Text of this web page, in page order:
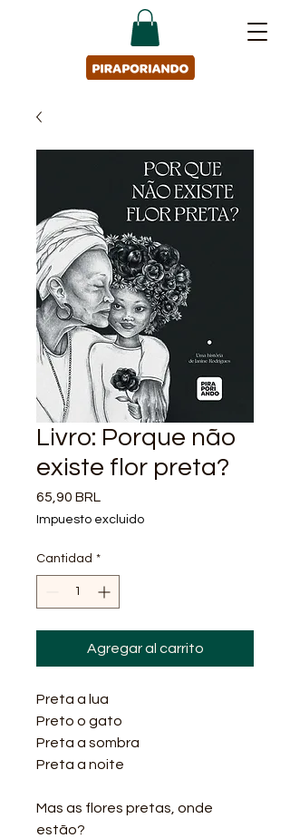
Livro: Porque não
existe flor preta?
65,90 BRL
Impuesto excluido
Cantidad *
Agregar al carrito
Preta a lua
Preto o gato
Preta a sombra
Preta a noite
Mas as flores pretas, onde
estão?